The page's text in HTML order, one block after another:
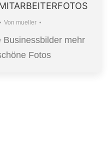
Von mueller
Businessbilder mehr
Fotos